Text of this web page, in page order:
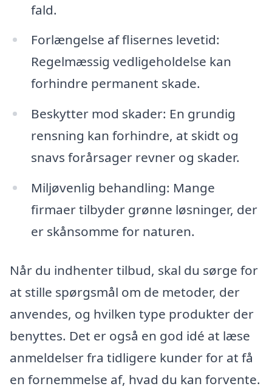
fald.
Forlængelse af flisernes levetid:
Regelmæssig vedligeholdelse kan
forhindre permanent skade.
Beskytter mod skader: En grundig
rensning kan forhindre, at skidt og
snavs forårsager revner og skader.
Miljøvenlig behandling: Mange
firmaer tilbyder grønne løsninger, der
er skånsomme for naturen.
Når du indhenter tilbud, skal du sørge for
at stille spørgsmål om de metoder, der
anvendes, og hvilken type produkter der
benyttes. Det er også en god idé at læse
anmeldelser fra tidligere kunder for at få
en fornemmelse af, hvad du kan forvente.